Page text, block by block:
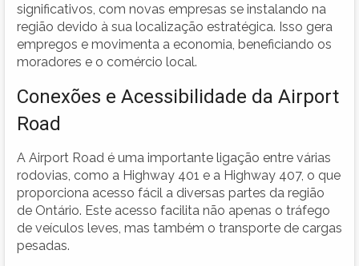
significativos, com novas empresas se instalando na
região devido à sua localização estratégica. Isso gera
empregos e movimenta a economia, beneficiando os
moradores e o comércio local.
Conexões e Acessibilidade da Airport
Road
A Airport Road é uma importante ligação entre várias
rodovias, como a Highway 401 e a Highway 407, o que
proporciona acesso fácil a diversas partes da região
de Ontário. Este acesso facilita não apenas o tráfego
de veículos leves, mas também o transporte de cargas
pesadas.